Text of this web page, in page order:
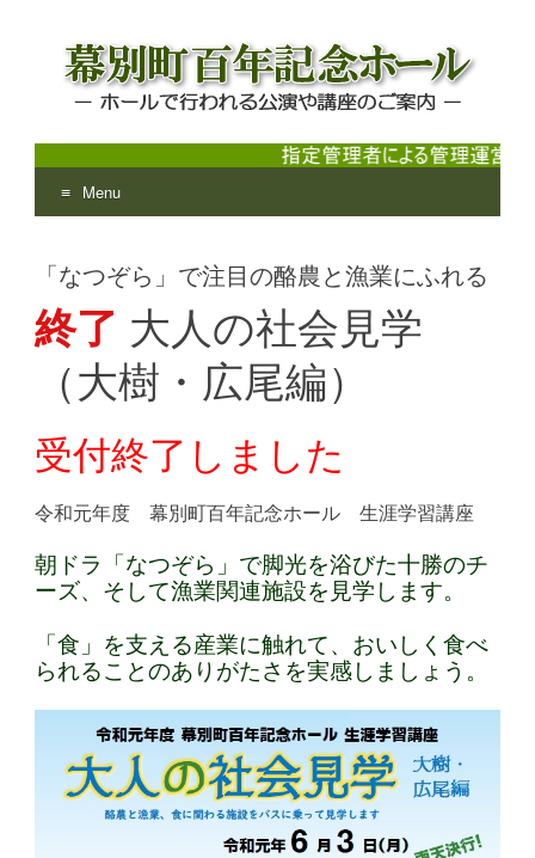
幕別町百年記念ホール
ホールで行われる公演や講座のご案内
Menu
to
content
「なつぞら」で注目の酪農と漁業にふれる
終了 大人の社会見学
（大樹・広尾編）
受付終了しました
令和元年度 幕別町百年記念ホール 生涯学習講座
朝ドラ「なつぞら」で脚光を浴びた十勝のチ
ーズ、そして漁業関連施設を見学します。
「食」を支える産業に触れて、おいしく食べ
られることのありがたさを実感しましょう。